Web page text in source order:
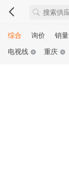
综合 询价 销量
电视线
重庆